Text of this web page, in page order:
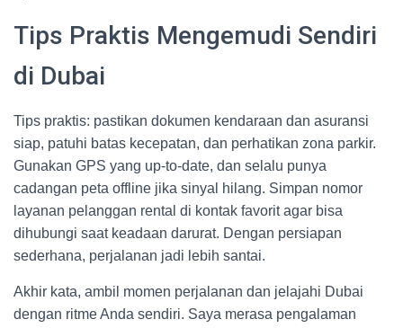
Tips Praktis Mengemudi Sendiri
di Dubai
Tips praktis: pastikan dokumen kendaraan dan asuransi
siap, patuhi batas kecepatan, dan perhatikan zona parkir.
Gunakan GPS yang up-to-date, dan selalu punya
cadangan peta offline jika sinyal hilang. Simpan nomor
layanan pelanggan rental di kontak favorit agar bisa
dihubungi saat keadaan darurat. Dengan persiapan
sederhana, perjalanan jadi lebih santai.
Akhir kata, ambil momen perjalanan dan jelajahi Dubai
dengan ritme Anda sendiri. Saya merasa pengalaman